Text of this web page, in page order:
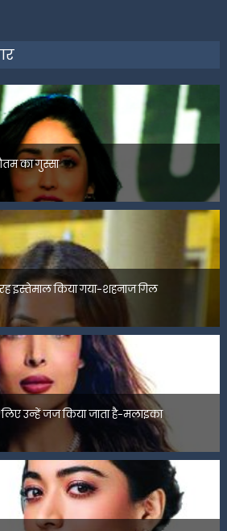
का गुस्सा
इस्तेमाल किया गया-शहनाज गिल
उन्हें जज किया जाता है-मलाइका